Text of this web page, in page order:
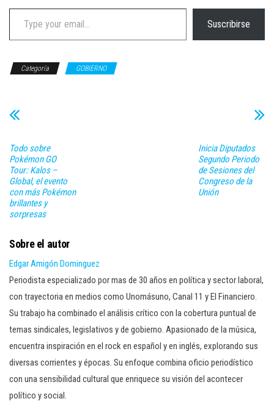
Type your email…
Suscribirse
Categoría GOBIERNO
Todo sobre
Pokémon GO
Tour: Kalos –
Global, el evento
con más Pokémon
brillantes y
sorpresas
Inicia Diputados
Segundo Periodo
de Sesiones del
Congreso de la
Unión
Sobre el autor
Edgar Amigón Dominguez
Periodista especializado por mas de 30 años en política y sector laboral,
con trayectoria en medios como Unomásuno, Canal 11 y El Financiero.
Su trabajo ha combinado el análisis crítico con la cobertura puntual de
temas sindicales, legislativos y de gobierno. Apasionado de la música,
encuentra inspiración en el rock en español y en inglés, explorando sus
diversas corrientes y épocas. Su enfoque combina oficio periodístico
con una sensibilidad cultural que enriquece su visión del acontecer
político y social.